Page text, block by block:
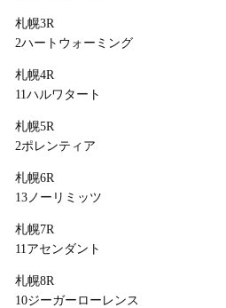
札幌3R
2ハートウォーミング
札幌4R
11ハルワタート
札幌5R
2ポレンティア
札幌6R
13ノーリミッツ
札幌7R
11アセンダント
札幌8R
10ジーガーローレンス